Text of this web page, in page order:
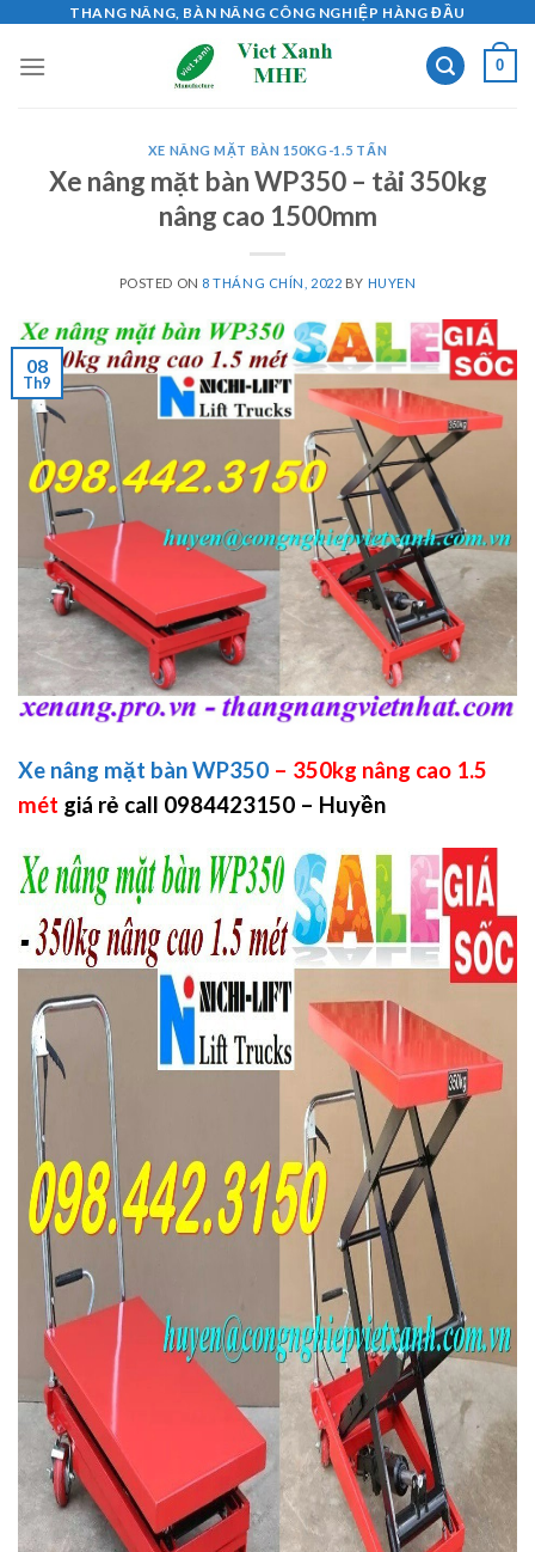
content
THANG NÂNG, BÀN NÂNG CÔNG NGHIỆP HÀNG ĐẦU
0
XE NÂNG MẶT BÀN 150KG-1.5 TẤN
Xe nâng mặt bàn WP350 – tải 350kg
nâng cao 1500mm
POSTED ON 8 THÁNG CHÍN, 2022 BY HUYEN
08
Th9
Xe nâng mặt bàn WP350 – 350kg nâng cao 1.5
mét giá rẻ call 0984423150 – Huyền